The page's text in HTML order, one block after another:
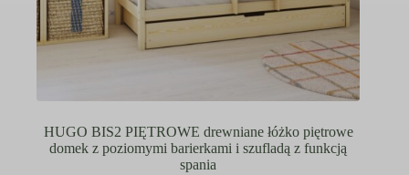
HUGO BIS2 PIĘTROWE drewniane łóżko piętrowe
domek z poziomymi barierkami i szufladą z funkcją
spania